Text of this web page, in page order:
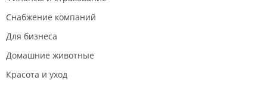
Снабжение компаний
Для бизнеса
Домашние животные
Красота и уход